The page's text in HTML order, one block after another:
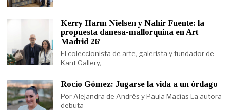
Kerry Harm Nielsen y Nahir Fuente: la
propuesta danesa-mallorquina en Art
Madrid 26′
El coleccionista de arte, galerista y fundador de
Kant Gallery,
Rocío Gómez: Jugarse la vida a un órdago
Por Alejandra de Andrés y Paula Macías La autora
debuta